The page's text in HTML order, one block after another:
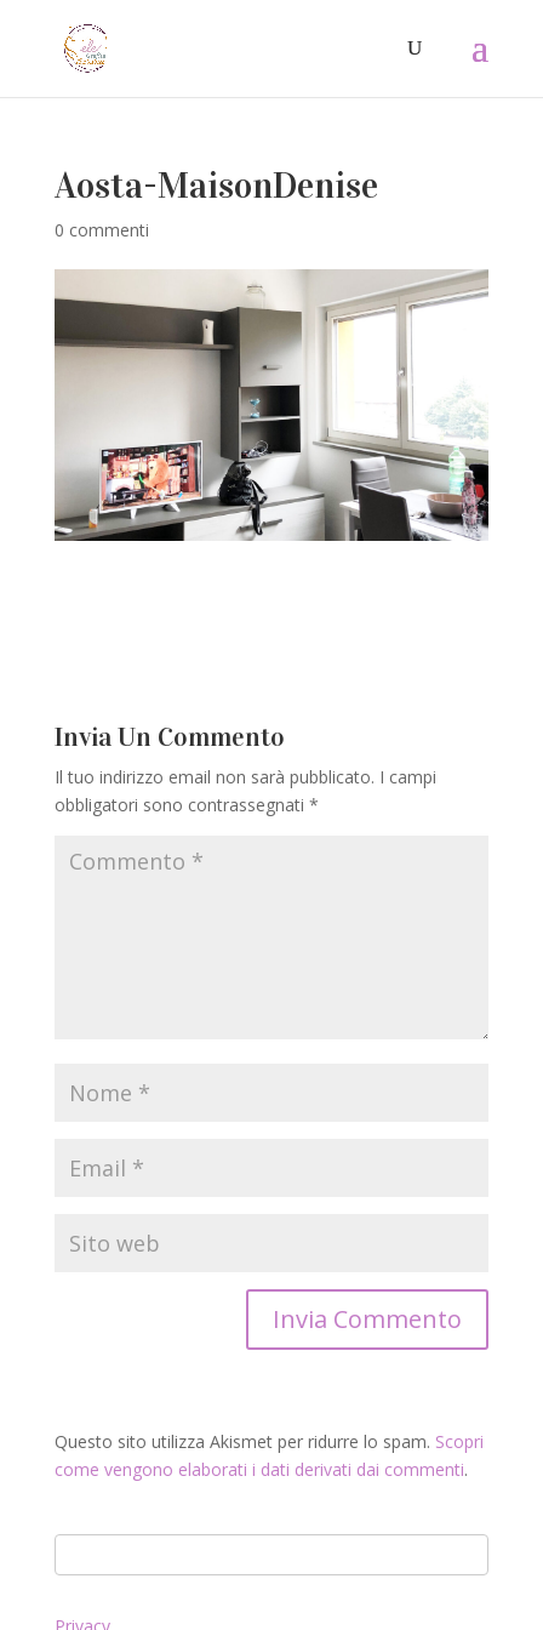
Aosta-MaisonDenise
0 commenti
Invia Un Commento
Il tuo indirizzo email non sarà pubblicato. I campi
obbligatori sono contrassegnati *
Questo sito utilizza Akismet per ridurre lo spam. Scopri
come vengono elaborati i dati derivati dai commenti.